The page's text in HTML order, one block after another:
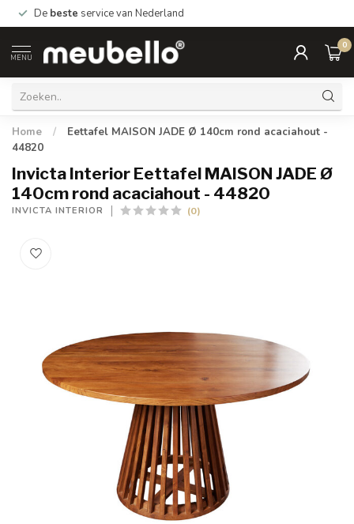
De beste service van Nederland
MENU
0
Home /
Eettafel MAISON JADE Ø 140cm rond acaciahout -
44820
Invicta Interior Eettafel MAISON JADE Ø
140cm rond acaciahout - 44820
INVICTA INTERIOR (0)